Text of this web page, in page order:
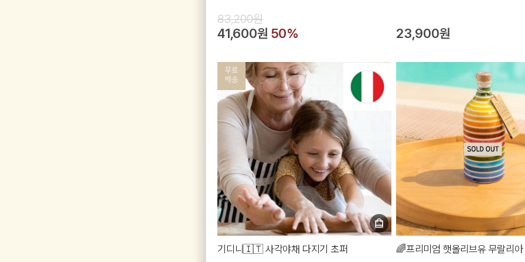
83,200원
41,600원 50% 23,900원
기디니🇮🇹 사각야채 다지기 초퍼 🌈프리미엄 햇올리브유 무랄리